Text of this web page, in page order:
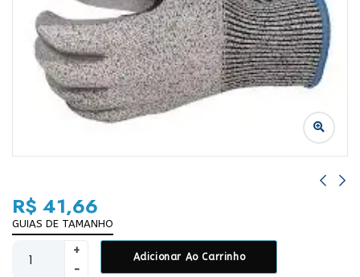
R$ 41,66
GUIAS DE TAMANHO
Adicionar Ao Carrinho